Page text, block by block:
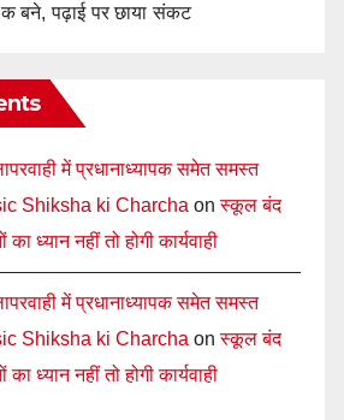
बने, पढ़ाई पर छाया संकट
में प्रधानाध्यापक समेत समस्त
Shiksha ki Charcha onस्कूल बंद
ध्यान नहीं तो होगी कार्यवाही
में प्रधानाध्यापक समेत समस्त
Shiksha ki Charcha onस्कूल बंद
ध्यान नहीं तो होगी कार्यवाही